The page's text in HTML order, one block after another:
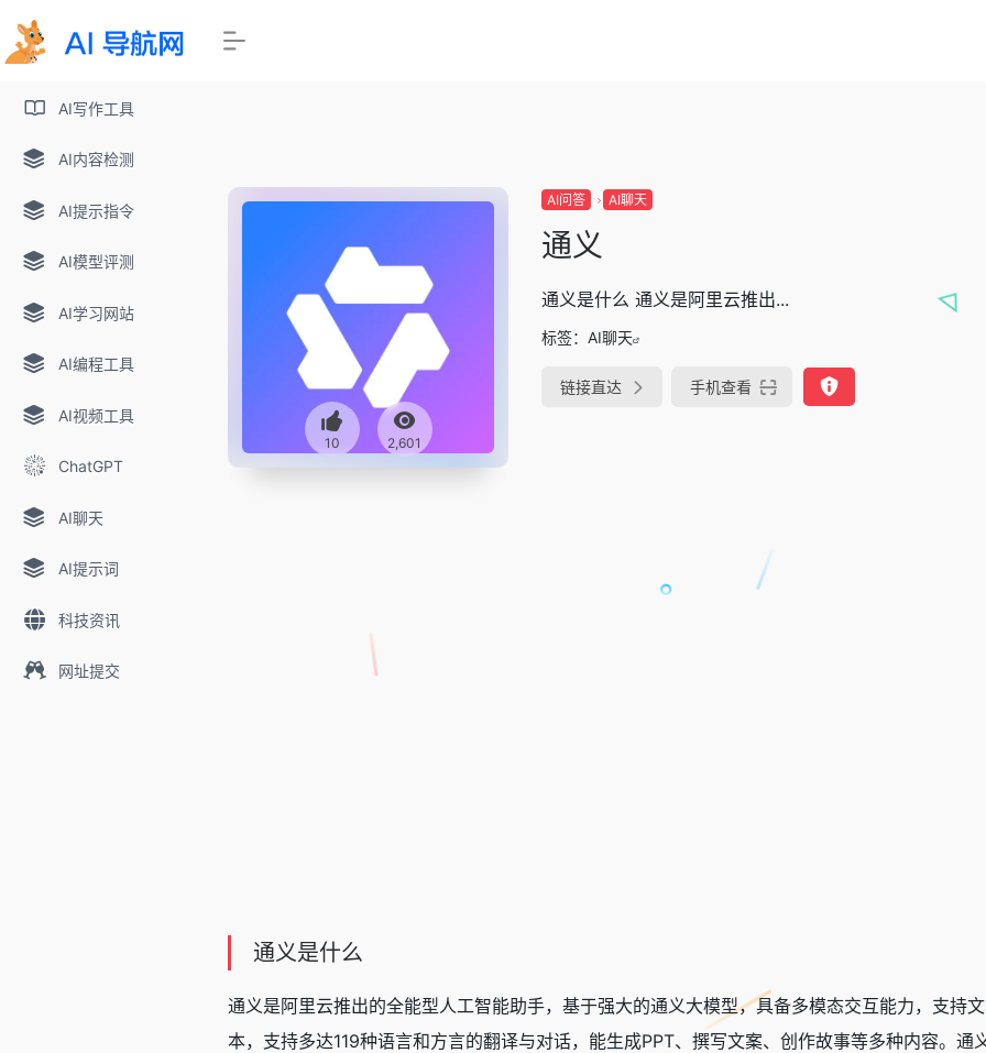
AI写作工具
AI内容检测
AI提示指令
AI模型评测
AI学习网站
AI编程工具
AI视频工具
ChatGPT
AI聊天
AI提示词
科技资讯
网址提交
10 2,601
AI问答 AI聊天
通义
通义是什么 通义是阿里云推出...
标签： AI聊天
链接直达 手机查看
通义是什么
通义是阿里云推出的全能型人工智能助手，基于强大的通义大模型，具备多模态交互能力，支持
本，支持多达119种语言和方言的翻译与对话，能生成PPT、撰写文案、创作故事等多种内容。